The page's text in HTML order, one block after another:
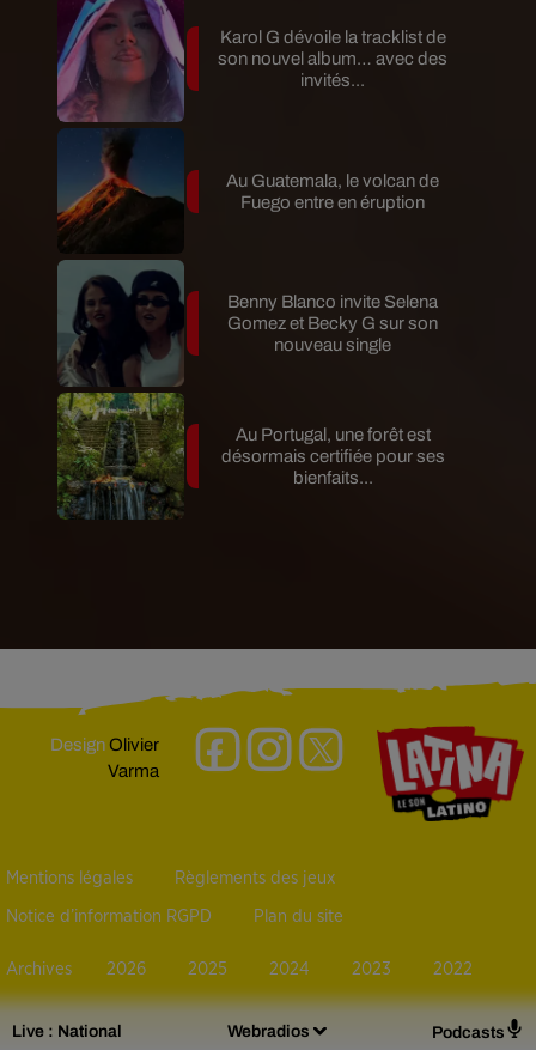
Live : National Webradios Podcasts
Karol G dévoile la tracklist de
son nouvel album… avec des
invités...
Au Guatemala, le volcan de
Fuego entre en éruption
Benny Blanco invite Selena
Gomez et Becky G sur son
nouveau single
Au Portugal, une forêt est
désormais certifiée pour ses
bienfaits...
DesignOlivier
Varma
Mentions légales Règlements des jeux
Notice d’information RGPD Plan du site
Archives 2026 2025 2024 2023 2022